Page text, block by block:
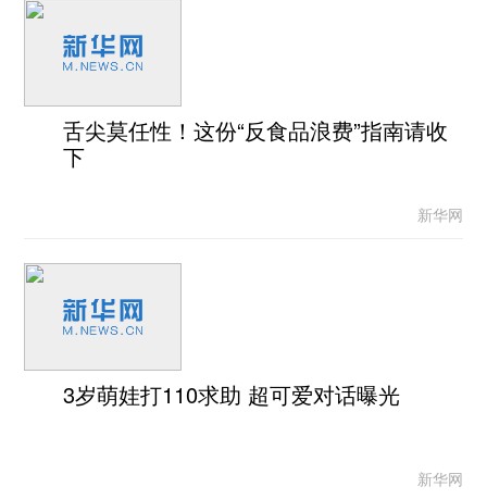
舌尖莫任性！这份“反食品浪费”指南请收
下
新华网
3岁萌娃打110求助 超可爱对话曝光
新华网